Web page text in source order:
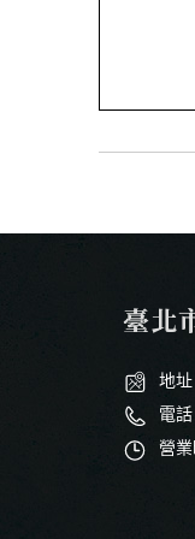
臺北
地
電話
營
07:00